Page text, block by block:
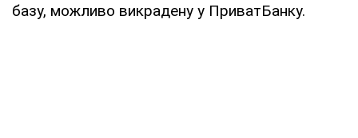
базу, можливо викрадену у ПриватБанку.